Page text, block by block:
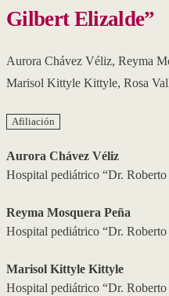
Gilbert Elizalde”
Aurora Chávez Véliz, Reyma
Marisol Kittyle Kittyle, Rosa
Afiliación
Aurora Chávez Véliz
Hospital pediátrico “Dr.
Reyma Mosquera Peña
Hospital pediátrico “Dr.
Marisol Kittyle Kittyle
Hospital pediátrico “Dr.